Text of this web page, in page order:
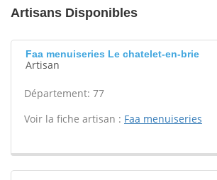
Artisans Disponibles
Faa menuiseries Le chatelet-en-brie
Artisan
Département: 77
Voir la fiche artisan : Faa menuiseries